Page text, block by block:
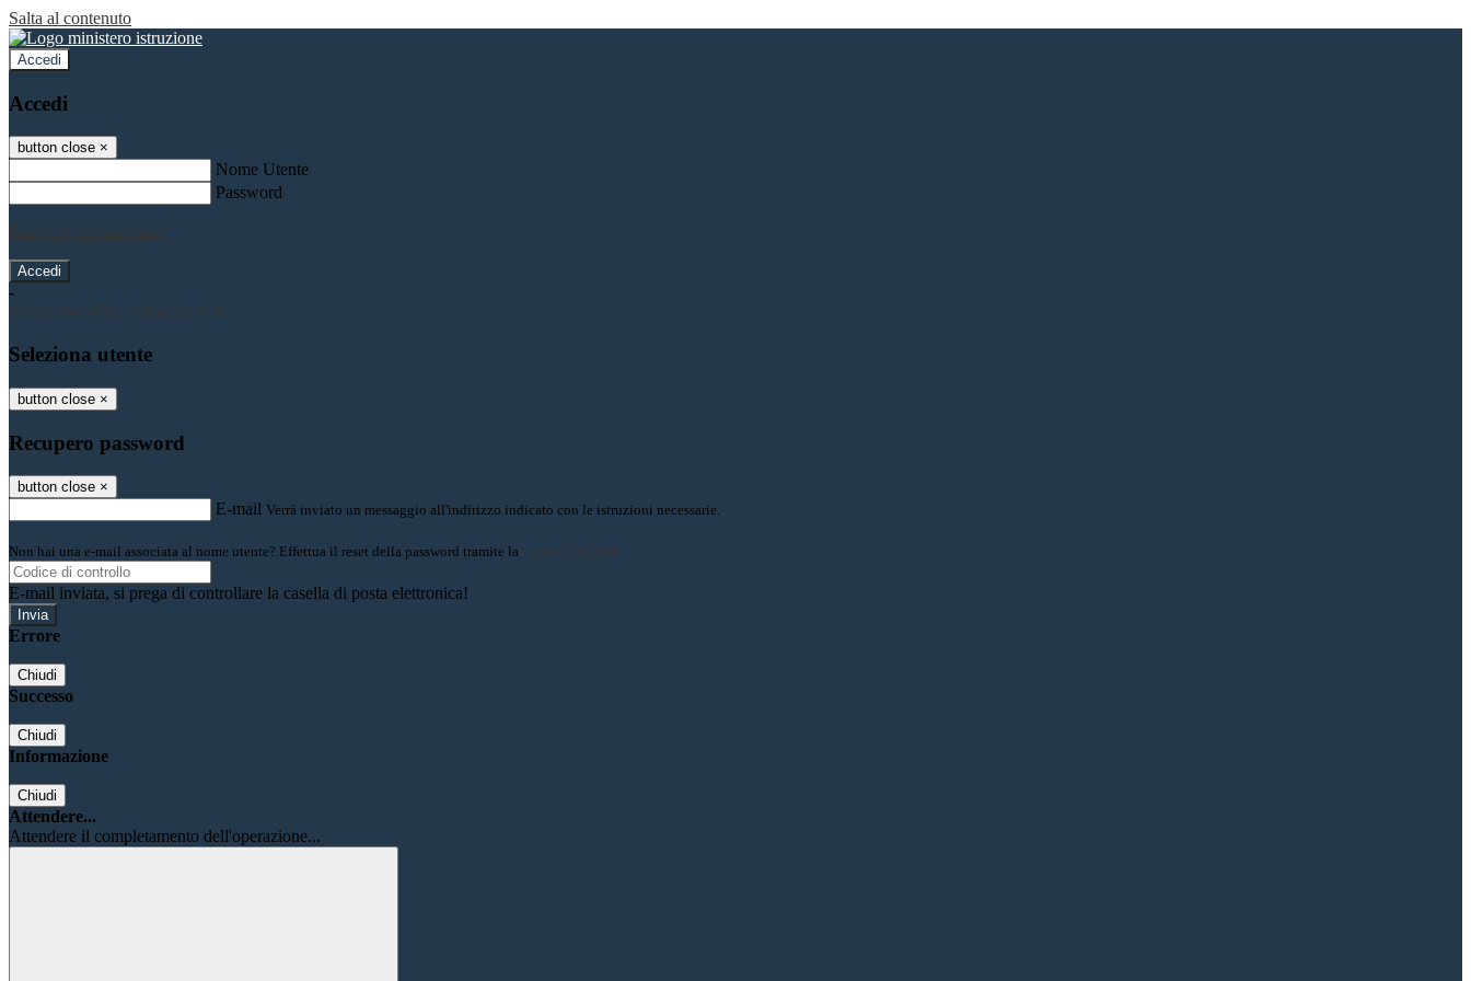
Salta al contenuto
Accedi
Accedi
button close ×
Nome Utente
Password
Password dimenticata?
-
Entra con SPID
Entra con CIE
Seleziona utente
button close ×
Recupero password
button close ×
E-mail Verrà inviato un messaggio all'indirizzo indicato con le istruzioni necessarie.
Non hai una e-mail associata al nome utente? Effettua il reset della password tramite la Login Spaggiari
E-mail inviata, si prega di controllare la casella di posta elettronica!
Errore
Chiudi
Successo
Chiudi
Informazione
Chiudi
Attendere...
Attendere il completamento dell'operazione...